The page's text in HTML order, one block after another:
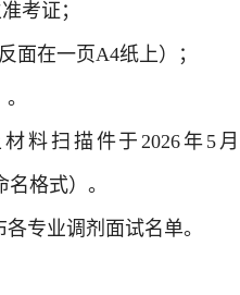
考证；
面在一页A4纸上）；
料扫描件于 2026年5月
名格式）。
专业调剂面试名单。